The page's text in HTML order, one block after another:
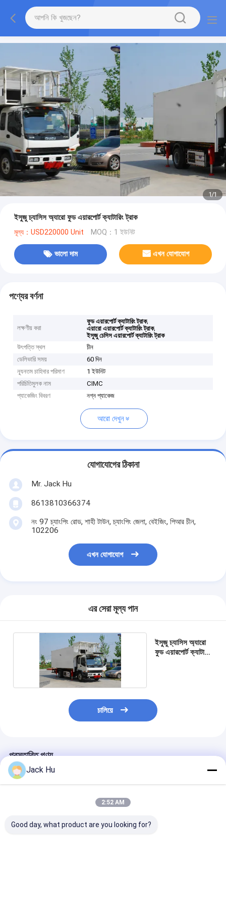
1/1
ইসুজু চ্যাসিস অ্যারো ফুড এয়ারপোর্ট ক্যাটারিং ট্রাক
মূল্য：USD220000 Unit MOQ：1 ইউনিট
ভালো দাম এখন যোগাযোগ
পণ্যের বর্ণনা
লক্ষণীয় করা
ফুড এয়ারপোর্ট ক্যাটারিং ট্রাক,
এয়ারো এয়ারপোর্ট ক্যাটারিং ট্রাক,
ইসুজু চেসিস এয়ারপোর্ট ক্যাটারিং ট্রাক
উৎপত্তি স্থল
চীন
ডেলিভারি সময়
60 দিন
ন্যূনতম চাহিদার পরিমাণ
1 ইউনিট
পরিচিতিমুলক নাম
CIMC
প্যাকেজিং বিবরণ
নগ্ন প্যাকেজ
আরো দেখুন
যোগাযোগের ঠিকানা
Mr. Jack Hu
8613810366374
নং 97 চ্যাংপিং রোড, শাহী টাউন, চ্যাংপিং জেলা, বেইজিং, পিআর চীন,
102206
এখন যোগাযোগ
এর সেরা মূল্য পান
ইসুজু চ্যাসিস অ্যারো
ফুড এয়ারপোর্ট ক্যাটারিং
চালিয়ে
প্রস্তাবিত পণ্য
Jack Hu
2:52 AM
Good day, what product are you looking for?